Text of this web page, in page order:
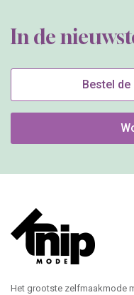
In de
Bestel
Het grootste zelfmaakmode